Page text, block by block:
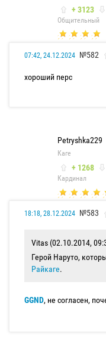
+ 3123
Общительный
07:42, 24.12.2024 №582
хороший перс
Petryshka229
Каге
+ 1268
Кардинал
18:18, 28.12.2024 №583
Vitas (02.10.2014,
Герой Наруто,
Райкаге.
GGND, не согласен,